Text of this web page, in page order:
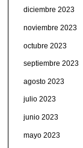
diciembre 2023
noviembre 2023
octubre 2023
septiembre 2023
agosto 2023
julio 2023
junio 2023
mayo 2023